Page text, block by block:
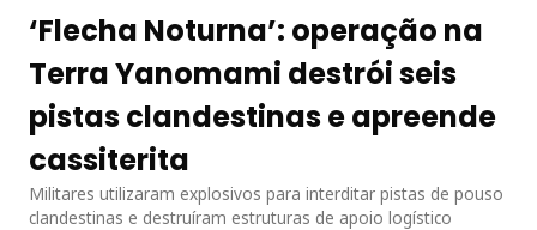
‘Flecha Noturna’: operação na
Terra Yanomami destrói seis
pistas clandestinas e apreende
cassiterita
Militares utilizaram explosivos para interditar pistas de pouso
clandestinas e destruíram estruturas de apoio logístico